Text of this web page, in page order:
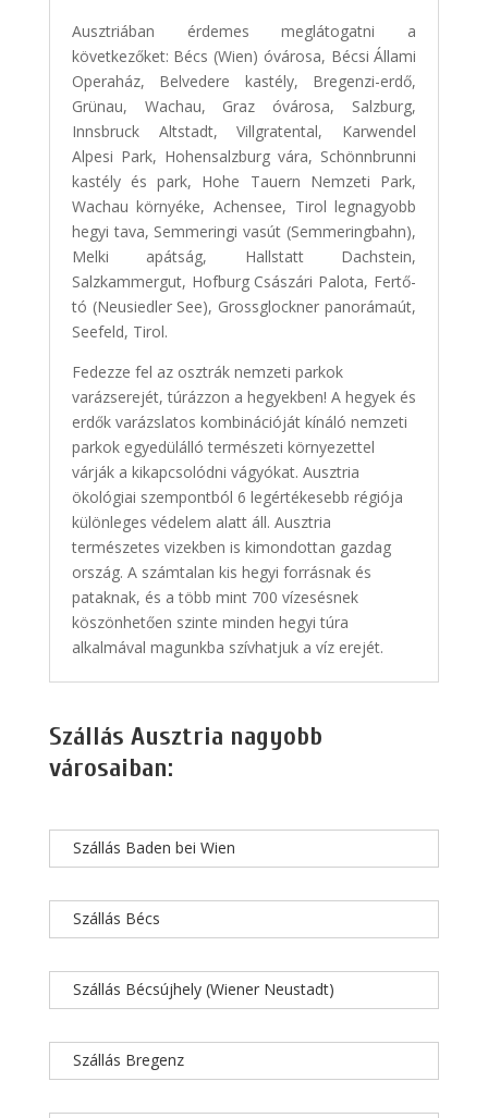
Ausztriában érdemes meglátogatni a
következőket: Bécs (Wien) óvárosa, Bécsi Állami
Operaház, Belvedere kastély, Bregenzi-erdő,
Grünau, Wachau, Graz óvárosa, Salzburg,
Innsbruck Altstadt, Villgratental, Karwendel
Alpesi Park, Hohensalzburg vára, Schönnbrunni
kastély és park, Hohe Tauern Nemzeti Park,
Wachau környéke, Achensee, Tirol legnagyobb
hegyi tava, Semmeringi vasút (Semmeringbahn),
Melki apátság, Hallstatt Dachstein,
Salzkammergut, Hofburg Császári Palota, Fertő-
tó (Neusiedler See), Grossglockner panorámaút,
Seefeld, Tirol.
Fedezze fel az osztrák nemzeti parkok
varázserejét, túrázzon a hegyekben! A hegyek és
erdők varázslatos kombinációját kínáló nemzeti
parkok egyedülálló természeti környezettel
várják a kikapcsolódni vágyókat. Ausztria
ökológiai szempontból 6 legértékesebb régiója
különleges védelem alatt áll. Ausztria
természetes vizekben is kimondottan gazdag
ország. A számtalan kis hegyi forrásnak és
pataknak, és a több mint 700 vízesésnek
köszönhetően szinte minden hegyi túra
alkalmával magunkba szívhatjuk a víz erejét.
Szállás Ausztria nagyobb
városaiban:
Szállás Baden bei Wien
Szállás Bécs
Szállás Bécsújhely (Wiener Neustadt)
Szállás Bregenz